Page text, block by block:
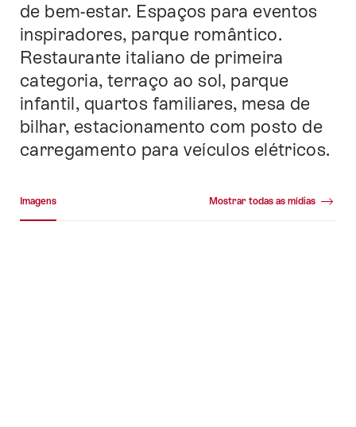
de bem-estar. Espaços para eventos
inspiradores, parque romântico.
Restaurante italiano de primeira
categoria, terraço ao sol, parque
infantil, quartos familiares, mesa de
bilhar, estacionamento com posto de
carregamento para veículos elétricos.
Imagens Mostrar todas as mídias